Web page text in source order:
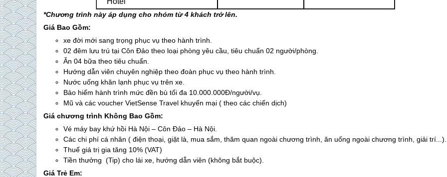
*Chương trình này áp dụng cho nhóm từ 4 khách trở lên.
Giá Bao Gồm:
xe đời mới sang trọng phục vụ theo hành trình.
02 đêm lưu trú tạiCôn Đảo theo loại phòng yêu cầu, tiêu chuẩn 02 người/phòng.
Ăn 04 bữa theo tiêu chuẩn.
Hướng dẫn viên chuyên nghiệp theo đoàn phục vụ theo hành trình.
Nước uống khăn lạnh phục vụ trên xe.
Bảo hiểm hành trình mức đền bù tối đa 10.000.000Đ/người/vụ.
Mũ và các voucher VietSense Travel khuyến mại ( theo các chiến dịch)
Giá chương trình Không Bao Gồm:
Vé máy bay khứ hồi Hà Nội –Côn Đảo – Hà Nội.
Các chi phí cá nhân ( điện thoại, giặt là, mua sắm, thăm quan ngoài chương trình, ăn uống ngoài chương trình, giải trí...).
Thuế giá trị gia tăng 10% (VAT)
Tiền thưởng (Tip) cho lái xe, hướng dẫn viên (không bắt buộc).
Giá Trẻ Em: